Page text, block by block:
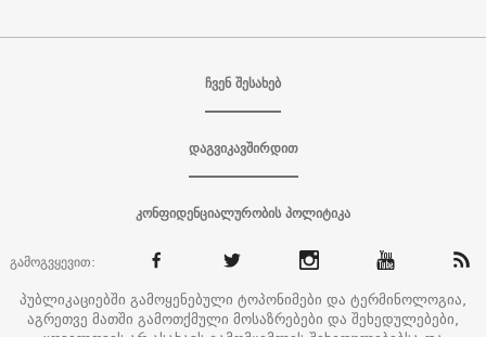
ჩვენ შესახებ
დაგვიკავშირდით
კონფიდენციალურობის პოლიტიკა
გამოგვყევით:
პუბლიკაციებში გამოყენებული ტოპონიმები და ტერმინოლოგია,
აგრეთვე მათში გამოთქმული მოსაზრებები და შეხედულებები,